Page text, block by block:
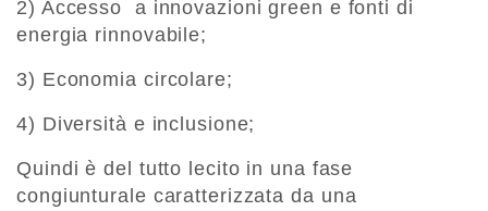
2) Accesso a innovazioni green e fonti di
energia rinnovabile;
3) Economia circolare;
4) Diversità e inclusione;
Quindi è del tutto lecito in una fase
congiunturale caratterizzata da una